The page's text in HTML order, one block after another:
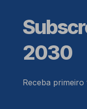
2030
Receba primeiro